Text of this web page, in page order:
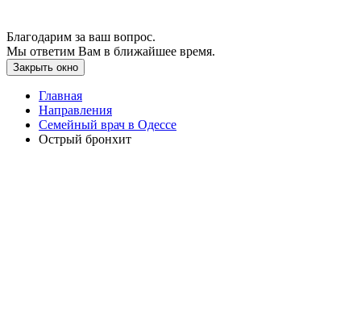
Благодарим за ваш вопрос.
Мы ответим Вам в ближайшее время.
Закрыть окно
Главная
Направления
Семейный врач в Одессе
Острый бронхит